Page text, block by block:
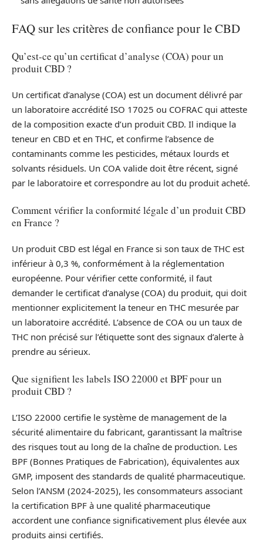
FAQ sur les critères de confiance pour le CBD
Qu’est-ce qu’un certificat d’analyse (COA) pour un
produit CBD ?
Un certificat d’analyse (COA) est un document délivré par
un laboratoire accrédité ISO 17025 ou COFRAC qui atteste
de la composition exacte d’un produit CBD. Il indique la
teneur en CBD et en THC, et confirme l’absence de
contaminants comme les pesticides, métaux lourds et
solvants résiduels. Un COA valide doit être récent, signé
par le laboratoire et correspondre au lot du produit acheté.
Comment vérifier la conformité légale d’un produit CBD
en France ?
Un produit CBD est légal en France si son taux de THC est
inférieur à 0,3 %, conformément à la réglementation
européenne. Pour vérifier cette conformité, il faut
demander le certificat d’analyse (COA) du produit, qui doit
mentionner explicitement la teneur en THC mesurée par
un laboratoire accrédité. L’absence de COA ou un taux de
THC non précisé sur l’étiquette sont des signaux d’alerte à
prendre au sérieux.
Que signifient les labels ISO 22000 et BPF pour un
produit CBD ?
L’ISO 22000 certifie le système de management de la
sécurité alimentaire du fabricant, garantissant la maîtrise
des risques tout au long de la chaîne de production. Les
BPF (Bonnes Pratiques de Fabrication), équivalentes aux
GMP, imposent des standards de qualité pharmaceutique.
Selon l’ANSM (2024-2025), les consommateurs associant
la certification BPF à une qualité pharmaceutique
accordent une confiance significativement plus élevée aux
produits ainsi certifiés.